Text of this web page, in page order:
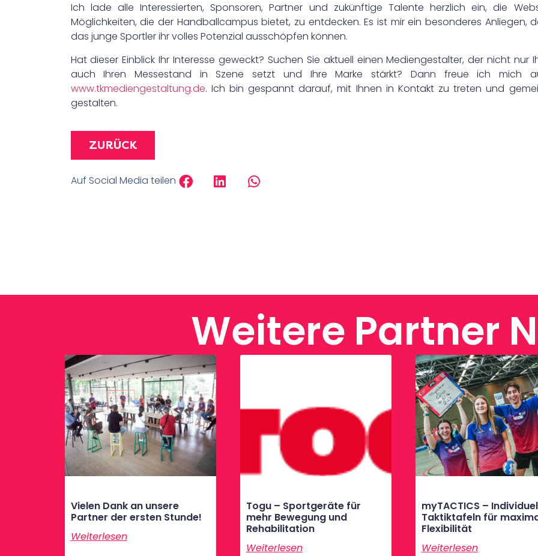
Ich lade alle Interessierten, Sponsoren, Partner und zukünftige Talente herzlich ein, die
Möglichkeiten, die der Handballcampus bietet, zu entdecken. Es ist mir ein besonderes Anliegen,
das junge Sportler ihr volles Potenzial ausschöpfen können.
Hat dieser Einblick Ihr Interesse geweckt? Suchen Sie aktuell einen Mediengestalter, der nicht nur
auch Ihren Messestand in Szene setzt und Ihre Marke stärkt? Dann freue ich mich
www.tkmediengestaltung.de. Ich bin gespannt darauf, mit Ihnen in Kontakt zu treten und
gestalten.
ZURÜCK
Auf Social Media teilen
Weitere Partner
Vielen Dank an unsere
Partner der ersten Stunde!
Weiterlesen
Togu – Sportgeräte für
mehr Bewegung und
Rehabilitation
Weiterlesen
myTACTICS –
Taktiktafeln für
Flexibilität
Weiterlesen